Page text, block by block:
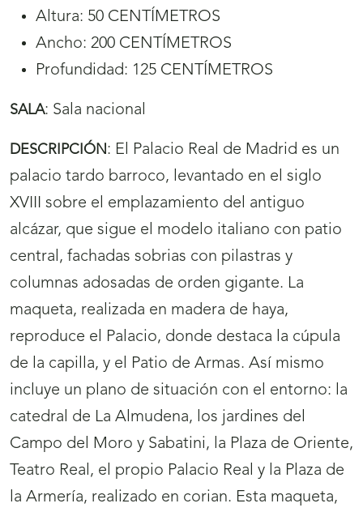
Altura: 50 CENTÍMETROS
Ancho: 200 CENTÍMETROS
Profundidad: 125 CENTÍMETROS
SALA: Sala nacional
DESCRIPCIÓN: El Palacio Real de Madrid es un
palacio tardo barroco, levantado en el siglo
XVIII sobre el emplazamiento del antiguo
alcázar, que sigue el modelo italiano con patio
central, fachadas sobrias con pilastras y
columnas adosadas de orden gigante. La
maqueta, realizada en madera de haya,
reproduce el Palacio, donde destaca la cúpula
de la capilla, y el Patio de Armas. Así mismo
incluye un plano de situación con el entorno: la
catedral de La Almudena, los jardines del
Campo del Moro y Sabatini, la Plaza de Oriente,
Teatro Real, el propio Palacio Real y la Plaza de
la Armería, realizado en corian. Esta maqueta,